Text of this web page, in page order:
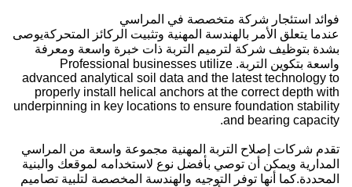
فوائد استئجار شركة متخصصة في المراسي
عندما يتعلق الأمر بالهندسة المهنية وتثبيت الركائز المتحركةيوصى
بشدة بتوظيف شركة لترميم التربة ذات خبرة واسعة ومعرفة
واسعة بتكوين التربة. Professional businesses utilize
advanced analytical soil data and the latest technology to
properly install helical anchors at the correct depth with
underpinning in key locations to ensure foundation stability
and bearing capacity.
تقدم شركات إصلاح التربة المهنية مجموعة واسعة من المراسي
المدارية ويمكن أن توصي بأفضل نوع لاستخدامه لموقعك والبنية
المحددة.كما أنها توفر التوجيه والهندسة المخصصة لتلبية تصاميم